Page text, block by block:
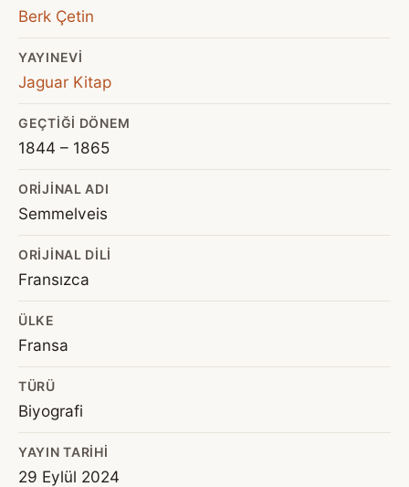
Berk Çetin
YAYINEVI
Jaguar Kitap
GEÇTIĞI DÖNEM
1844 – 1865
ORIJINAL ADI
Semmelveis
ORIJINAL DILI
Fransızca
ÜLKE
Fransa
TÜRÜ
Biyografi
YAYIN TARIHI
29 Eylül 2024